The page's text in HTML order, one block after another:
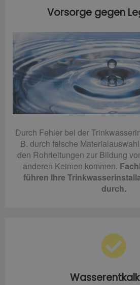
Vorsorge gegen
Durch Fehler bei der
B. durch falsche
den Rohrleitungen zur Bildung
anderen Keimen kommen.
führen Ihre
durch.